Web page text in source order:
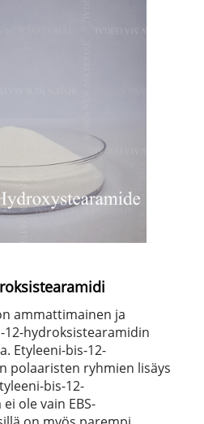
ammattimainen ja
hydroksistearamidin
Etyleeni-bis-12-
polaaristen ryhmien lisäys
bis-12-
ole vain EBS-